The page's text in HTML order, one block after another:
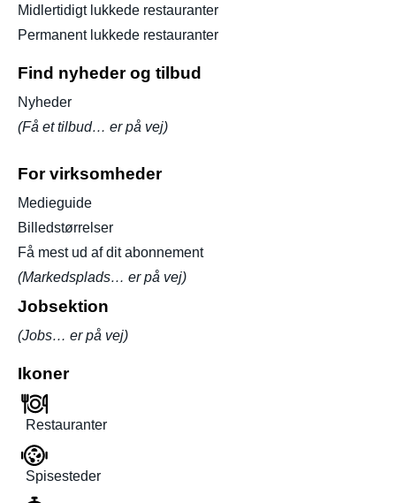
Midlertidigt lukkede restauranter
Permanent lukkede restauranter
Find nyheder og tilbud
Nyheder
(Få et tilbud… er på vej)
For virksomheder
Medieguide
Billedstørrelser
Få mest ud af dit abonnement
(Markedsplads… er på vej)
Jobsektion
(Jobs… er på vej)
Ikoner
Restauranter
Spisesteder